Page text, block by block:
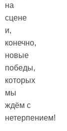
на
сцене
и,
конечно,
новые
победы,
которых
мы
ждём с
нетерпением!